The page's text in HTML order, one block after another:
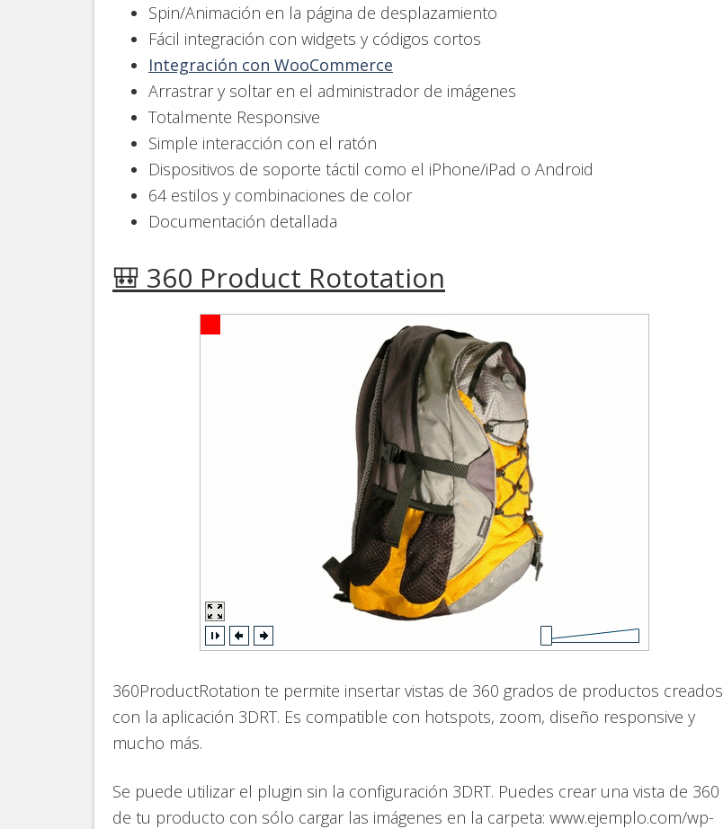
Spin/Animación en la página de desplazamiento
Fácil integración con widgets y códigos cortos
Integración con WooCommerce
Arrastrar y soltar en el administrador de imágenes
Totalmente Responsive
Simple interacción con el ratón
Dispositivos de soporte táctil como el iPhone/iPad o Android
64 estilos y combinaciones de color
Documentación detallada
🎒 360 Product Rototation
360ProductRotation te permite insertar vistas de 360 grados de productos creados
con la aplicación 3DRT. Es compatible con hotspots, zoom, diseño responsive y
mucho más.
Se puede utilizar el plugin sin la configuración 3DRT. Puedes crear una vista de 360
de tu producto con sólo cargar las imágenes en la carpeta: www.ejemplo.com/wp-